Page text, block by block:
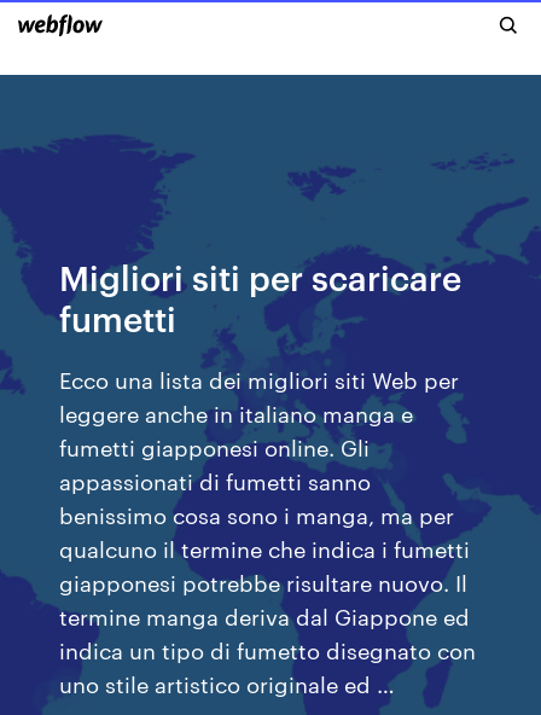
Migliori siti per scaricare
fumetti
Ecco una lista dei migliori siti Web per
leggere anche in italiano manga e
fumetti giapponesi online. Gli
appassionati di fumetti sanno
benissimo cosa sono i manga, ma per
qualcuno il termine che indica i fumetti
giapponesi potrebbe risultare nuovo. Il
termine manga deriva dal Giappone ed
indica un tipo di fumetto disegnato con
uno stile artistico originale ed …